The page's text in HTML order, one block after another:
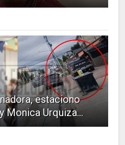
estaciono
Monica Urquiza...